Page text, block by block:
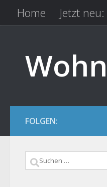
Zum Inhalt
Home Jetzt
FOLGEN:
Suchen